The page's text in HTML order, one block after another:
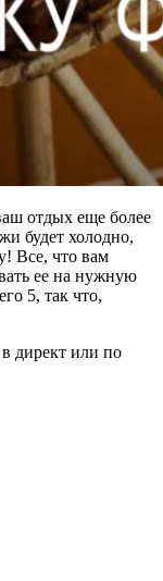
отдых еще более
будет холодно,
Все, что вам
ее на нужную
5, так что,
директ или по